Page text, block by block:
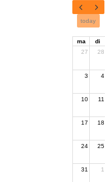
today
ma di
27
28
3 4
10 11
17 18
24 25
31 1